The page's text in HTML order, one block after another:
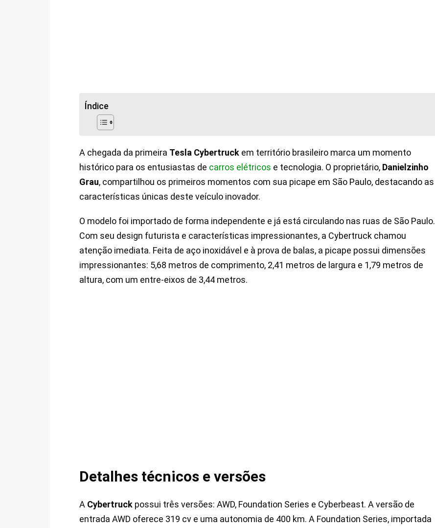
Índice
A chegada da primeira Tesla Cybertruck em território brasileiro marca um momento
histórico para os entusiastas de carros elétricos e tecnologia. O proprietário, Danielzinho
Grau, compartilhou os primeiros momentos com sua picape em São Paulo, destacando as
características únicas deste veículo inovador.
O modelo foi importado de forma independente e já está circulando nas ruas de São Paulo.
Com seu design futurista e características impressionantes, a Cybertruck chamou
atenção imediata. Feita de aço inoxidável e à prova de balas, a picape possui dimensões
impressionantes: 5,68 metros de comprimento, 2,41 metros de largura e 1,79 metros de
altura, com um entre-eixos de 3,44 metros.
Detalhes técnicos e versões
A Cybertruck possui três versões: AWD, Foundation Series e Cyberbeast. A versão de
entrada AWD oferece 319 cv e uma autonomia de 400 km. A Foundation Series, importada